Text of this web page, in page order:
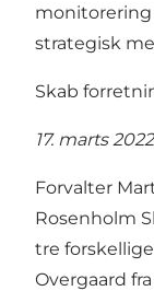
monitorering
strategisk
Skab
17. marts
Forvalter
Rosenholm
tre
Overgaard